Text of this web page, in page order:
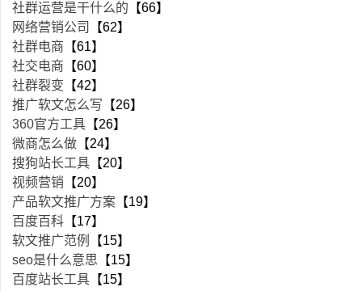
社群运营是干什么的 【66】
网络营销公司
【62】
社群电商 【61】
社交电商 【60】
社群裂变 【42】
推广软文怎么写 【26】
360官方工具 【26】
微商怎么做 【24】
搜狗站长工具 【20】
视频营销 【20】
产品软文推广方案 【19】
百度百科 【17】
软文推广范例
【15】
seo是什么意思 【15】
百度站长工具 【15】